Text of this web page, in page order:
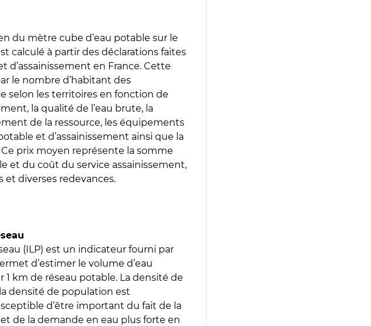
du mètre cube d’eau potable sur le
calculé à partir des déclarations faites
d’assainissement en France. Cette
le nombre d’habitant des
selon les territoires en fonction de
la qualité de l’eau brute, la
de la ressource, les équipements
et d’assainissement ainsi que la
prix moyen représente la somme
et du coût du service assainissement,
diverses redevances.
(ILP) est un indicateur fourni par
d’estimer le volume d’eau
km de réseau potable. La densité de
densité de population est
d’être important du fait de la
de la demande en eau plus forte en